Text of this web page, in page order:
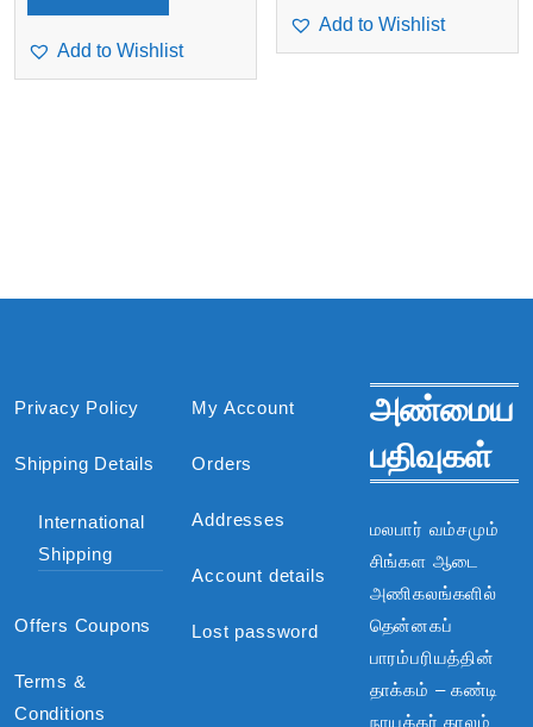
Add to Wishlist
Add to Wishlist
Privacy Policy
Shipping Details
International
Shipping
Offers Coupons
Terms &
Conditions
My Account
Orders
Addresses
Account details
Lost password
அண்மைய
பதிவுகள்
மலபார் வம்சமும்
சிங்கள ஆடை
அணிகலங்களில்
தென்னகப்
பாரம்பரியத்தின்
தாக்கம் – கண்டி
நாயக்கர் காலம்